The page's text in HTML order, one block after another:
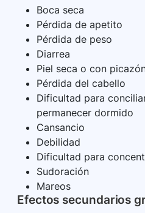
Boca seca
Pérdida de apetito
Pérdida de peso
Diarrea
Piel seca o con
Pérdida del cabello
Dificultad para
permanecer dormido
Cansancio
Debilidad
Dificultad para
Sudoración
Mareos
Efectos secundarios